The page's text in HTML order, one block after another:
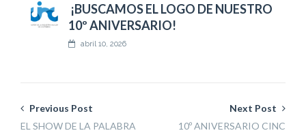
¡BUSCAMOS EL LOGO DE NUESTRO
10º ANIVERSARIO!
abril 10, 2026
Previous Post
EL SHOW DE LA PALABRA
Next Post
10º ANIVERSARIO CINC